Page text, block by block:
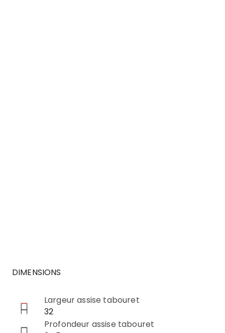
DIMENSIONS
Largeur assise tabouret
32
Profondeur assise tabouret